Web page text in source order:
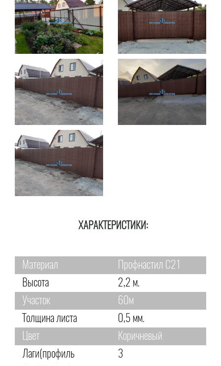
ХАРАКТЕРИСТИКИ:
Материал
Профнастил С21
Высота
2,2 м.
Участок
60м
Толщина листа
0,5 мм.
Цвет
Коричневый
Лаги(профиль
3